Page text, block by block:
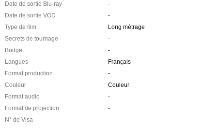
Date de sortie Blu-ray
-
Date de sortie VOD
-
Type de film
Long métrage
Secrets de tournage
-
Budget
-
Langues
Français
Format production
-
Couleur
Couleur
Format audio
-
Format de projection
-
N° de Visa
-